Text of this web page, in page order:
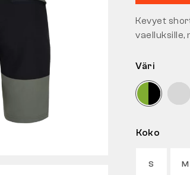
Väri
Koko
S M
Kevyet
vaelluksille,